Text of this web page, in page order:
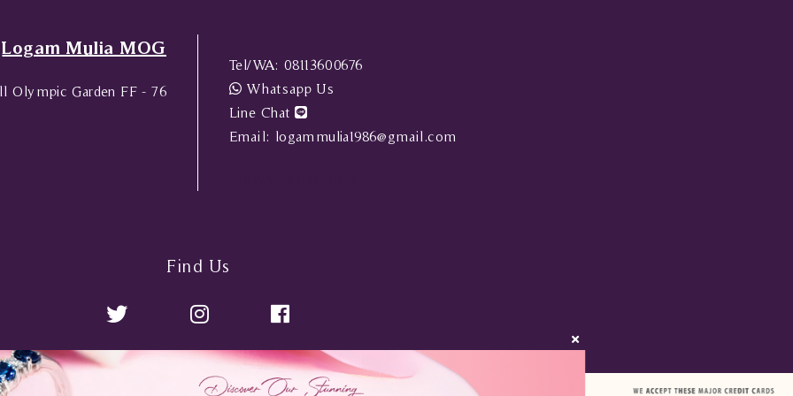
Logam Mulia MOG
Olympic Garden FF - 76
Tel/WA: 08113600676
Whatsapp Us
Line Chat
Email: logammulia1986@gmail.com
Find Us